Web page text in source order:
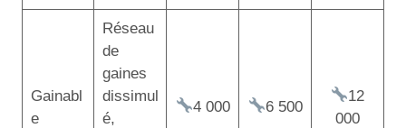
Gainabl
e
Réseau
de
gaines
dissimul
é,
4 000 6 500
12
000